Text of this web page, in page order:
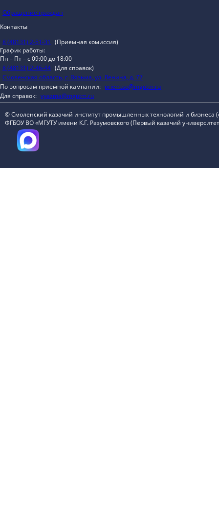
Обращение граждан
Контакты
8 (48131) 2-51-31 (Приемная комиссия)
График работы:
Пн – Пт – с 09:00 до 18:00
8 (48131) 2-46-44 (Для справок)
Смоленская область, г. Вязьма, ул. Ленина, д. 77
По вопросам приёмной кампании: priem.so@mgutm.ru
Для справок: vyazma@mgutm.ru
© Смоленский казачий институт промышленных технологий и бизнеса
ФГБОУ ВО «МГУТУ имени К.Г. Разумовского (Первый казачий